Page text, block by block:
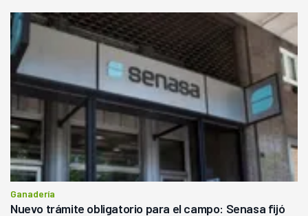
Ganadería
Nuevo trámite obligatorio para el campo: Senasa fijó